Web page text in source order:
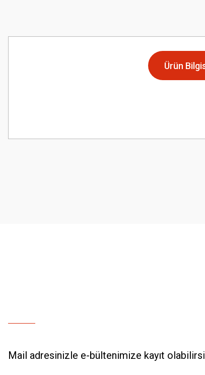
Ürün
Görüş ve önerileriniz için teşekkür ederiz.
Mail adresinizle e-bültenimize kayıt